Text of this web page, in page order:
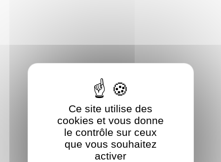
Ce site utilise des
cookies et vous donne
le contrôle sur ceux
que vous souhaitez
activer